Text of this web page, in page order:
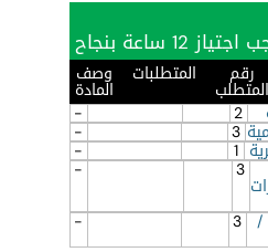
12 ساعة بنجاح
رقم
المتطلب
المتطلبات وصف
المادة
2
-
3
-
1
-
3
-
/
3
-